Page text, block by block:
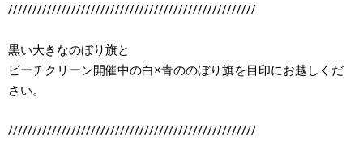
///////////////////////////////////////////////////
黒い大きなのぼり旗と
ビーチクリーン開催中の白×青ののぼり旗を目印にお越しくだ
さい。
///////////////////////////////////////////////////